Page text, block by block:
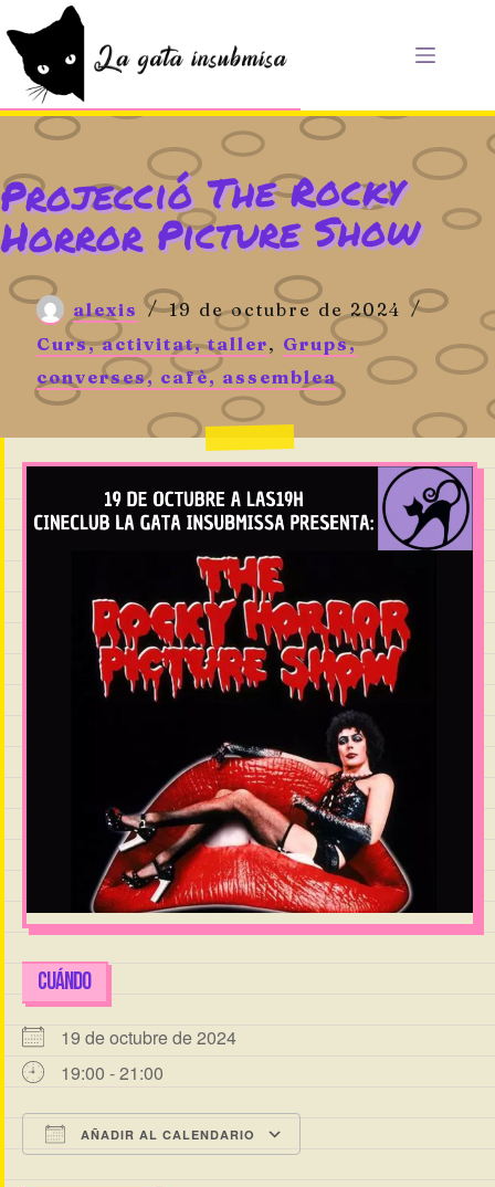
al
contenido
Projecció The Rocky
Horror Picture Show
alexis
19 de octubre de 2024
Curs, activitat, taller, Grups,
converses, cafè, assemblea
CUÁNDO
19 de octubre de 2024
19:00 - 21:00
AÑADIR AL CALENDARIO